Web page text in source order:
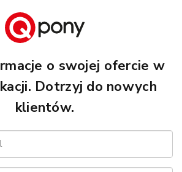
o swojej ofercie w
Dotrzyj do nowych
klientów.